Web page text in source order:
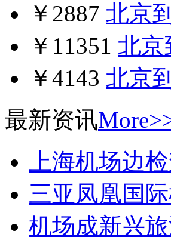
￥2887 北京
￥11351 北京
￥4143 北京
最新资讯
上海机场边
三亚凤凰国
机场成新兴